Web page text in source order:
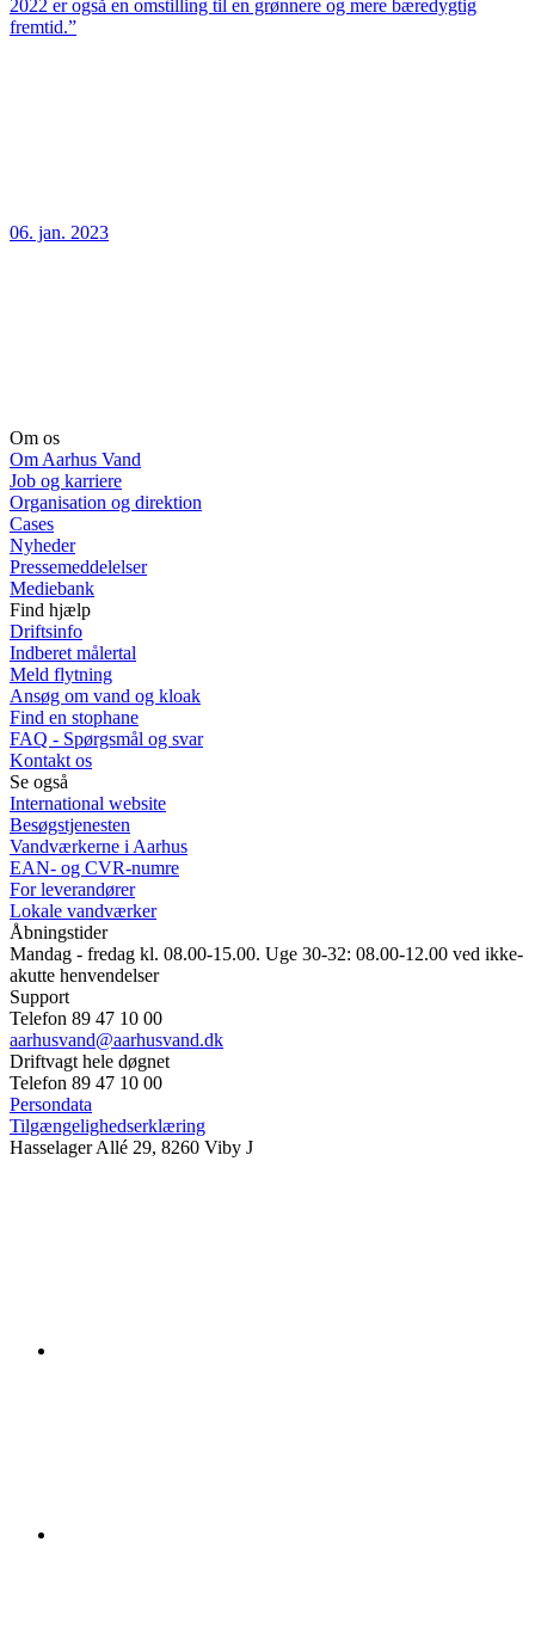
2022 er også en omstilling til en grønnere og mere bæredygtig
fremtid.”
06. jan. 2023
Om os
Om Aarhus Vand
Job og karriere
Organisation og direktion
Cases
Nyheder
Pressemeddelelser
Mediebank
Find hjælp
Driftsinfo
Indberet målertal
Meld flytning
Ansøg om vand og kloak
Find en stophane
FAQ - Spørgsmål og svar
Kontakt os
Se også
International website
Besøgstjenesten
Vandværkerne i Aarhus
EAN- og CVR-numre
For leverandører
Lokale vandværker
Åbningstider
Mandag - fredag kl. 08.00-15.00. Uge 30-32: 08.00-12.00 ved ikke-
akutte henvendelser
Support
Telefon 89 47 10 00
aarhusvand@aarhusvand.dk
Driftvagt hele døgnet
Telefon 89 47 10 00
Persondata
Tilgængelighedserklæring
Hasselager Allé 29, 8260 Viby J